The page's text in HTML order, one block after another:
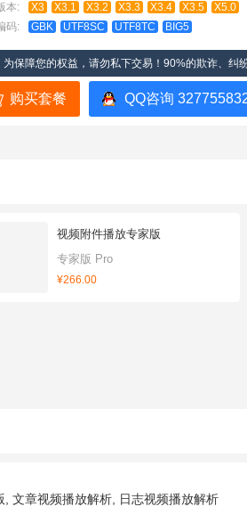
本:
X3 X3.1 X3.2 X3.3 X3.4 X3.5
X5.0
码:
GBK UTF8SC UTF8TC BIG5
为保障您的权益，请勿私下交易！90%的欺诈、纠
购买套餐 QQ咨询
视频附件播放专家版
专家版 Pro
¥266.00
文章视频播放解析, 日志视频播放解析